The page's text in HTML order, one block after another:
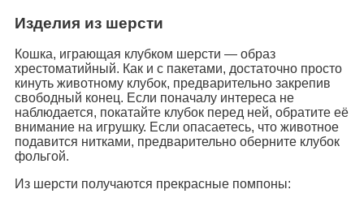
Изделия из шерсти
Кошка, играющая клубком шерсти — образ
хрестоматийный. Как и с пакетами, достаточно просто
кинуть животному клубок, предварительно закрепив
свободный конец. Если поначалу интереса не
наблюдается, покатайте клубок перед ней, обратите её
внимание на игрушку. Если опасаетесь, что животное
подавится нитками, предварительно оберните клубок
фольгой.
Из шерсти получаются прекрасные помпоны: